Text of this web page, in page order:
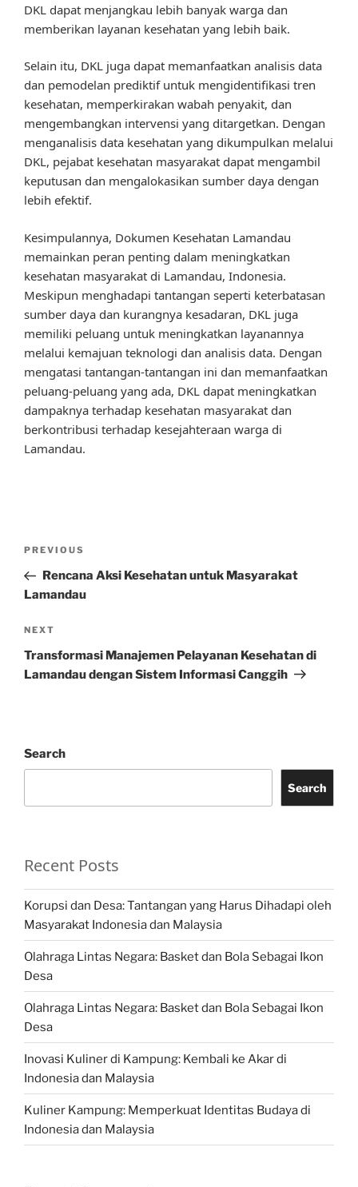
DKL dapat menjangkau lebih banyak warga dan
memberikan layanan kesehatan yang lebih baik.
Selain itu, DKL juga dapat memanfaatkan analisis data
dan pemodelan prediktif untuk mengidentifikasi tren
kesehatan, memperkirakan wabah penyakit, dan
mengembangkan intervensi yang ditargetkan. Dengan
menganalisis data kesehatan yang dikumpulkan melalui
DKL, pejabat kesehatan masyarakat dapat mengambil
keputusan dan mengalokasikan sumber daya dengan
lebih efektif.
Kesimpulannya, Dokumen Kesehatan Lamandau
memainkan peran penting dalam meningkatkan
kesehatan masyarakat di Lamandau, Indonesia.
Meskipun menghadapi tantangan seperti keterbatasan
sumber daya dan kurangnya kesadaran, DKL juga
memiliki peluang untuk meningkatkan layanannya
melalui kemajuan teknologi dan analisis data. Dengan
mengatasi tantangan-tantangan ini dan memanfaatkan
peluang-peluang yang ada, DKL dapat meningkatkan
dampaknya terhadap kesehatan masyarakat dan
berkontribusi terhadap kesejahteraan warga di
Lamandau.
Previous
Post
PREVIOUS
Rencana Aksi Kesehatan untuk Masyarakat
Lamandau
Next
Post
NEXT
Transformasi Manajemen Pelayanan Kesehatan di
Lamandau dengan Sistem Informasi Canggih
Search
Search
Recent Posts
Korupsi dan Desa: Tantangan yang Harus Dihadapi oleh
Masyarakat Indonesia dan Malaysia
Olahraga Lintas Negara: Basket dan Bola Sebagai Ikon
Desa
Olahraga Lintas Negara: Basket dan Bola Sebagai Ikon
Desa
Inovasi Kuliner di Kampung: Kembali ke Akar di
Indonesia dan Malaysia
Kuliner Kampung: Memperkuat Identitas Budaya di
Indonesia dan Malaysia